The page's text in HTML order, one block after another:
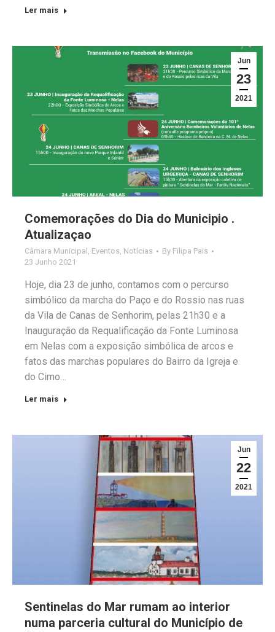
Ler mais
Jun
23
2021
Comemorações do Dia do Municipio .
Atualizaçao
Câmara Municipal Eventos Notícias By Filipa Pais
23 Junho 2021
Hoje, dia 23 de junho, contamos com o percurso
simbólico da marcha do Paço e do Rossio nas ruas
da Vila de Canas de Senhorim, pelas 21h30 e a
Inauguração da Requalificação da Fonte Luminosa
em Nelas com a exposição simbólica de arcos e
fatos das marchas populares do Bairro da Igreja e
do Cimo…
Ler mais
Jun
22
2021
Sentinelas do Mar rumam ao interior
numa parceria cultural do Município de